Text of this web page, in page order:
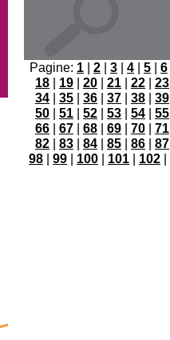
Pagine: 1 | 2 | 3 | 4 | 5 | 6
18 | 19 | 20 | 21 | 22 | 23
34 | 35 | 36 | 37 | 38 | 39
50 | 51 | 52 | 53 | 54 | 55
66 | 67 | 68 | 69 | 70 | 71
82 | 83 | 84 | 85 | 86 | 87
98 | 99 | 100 | 101 | 102 |